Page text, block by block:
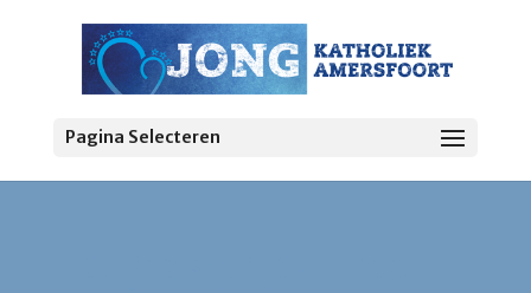
Pagina Selecteren